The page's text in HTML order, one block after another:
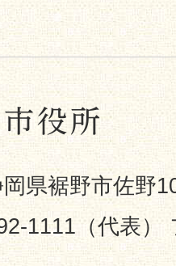
県裾野市佐野
1111（代表）